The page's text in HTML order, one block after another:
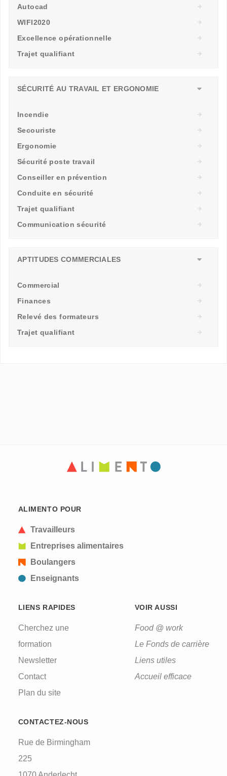
Autocad
WIFI2020
Excellence opérationnelle
Trajet qualifiant
SÉCURITÉ AU TRAVAIL ET ERGONOMIE
Incendie
Secouriste
Ergonomie
Sécurité poste travail
Conseiller en prévention
Conduite en sécurité
Trajet qualifiant
Communication sécurité
APTITUDES COMMERCIALES
Commercial
Finances
Relevé des formateurs
Trajet qualifiant
ALIMENTO POUR
Travailleurs
Entreprises alimentaires
Boulangers
Enseignants
LIENS RAPIDES
Cherchez une
formation
Newsletter
Contact
Plan du site
VOIR AUSSI
Food @ work
Le Fonds de carrière
Liens utiles
Accueil efficace
CONTACTEZ-NOUS
Rue de Birmingham
225